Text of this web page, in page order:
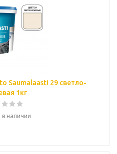
Saumalaasti 29 светло-
1кг
в наличии